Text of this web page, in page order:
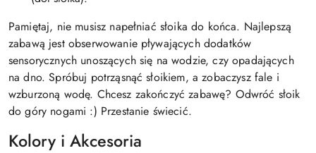
Pamiętaj, nie musisz napełniać słoika do końca. Najlepszą
zabawą jest obserwowanie pływających dodatków
sensorycznych unoszących się na wodzie, czy opadających
na dno. Spróbuj potrząsnąć słoikiem, a zobaczysz fale i
wzburzoną wodę. Chcesz zakończyć zabawę? Odwróć słoik
do góry nogami :) Przestanie świecić.
Kolory i Akcesoria